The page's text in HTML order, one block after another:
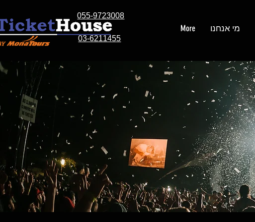
055-9723008
03-6211455
מי אנחנו
More